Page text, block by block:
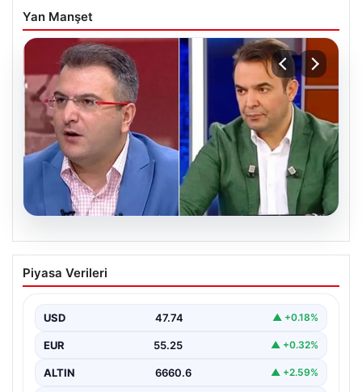
Yan Manşet
Cem Küçük Davası: Beyaz TV
Programcısı Tahir Sarıkaya Gözaltında
Küçük soruşturması kapsamında, medya sektöründe
tanınan isimlerden…
Piyasa Verileri
USD 47.74 ▲ +0.18%
EUR 55.25 ▲ +0.32%
ALTIN 6660.6 ▲ +2.59%